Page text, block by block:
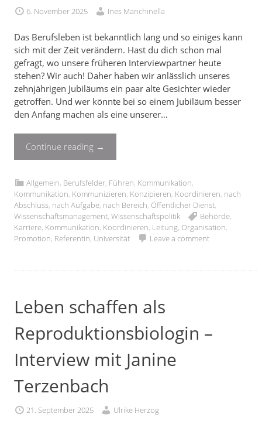
6. November 2025 Ines Manchinella
Das Berufsleben ist bekanntlich lang und so einiges kann
sich mit der Zeit verändern. Hast du dich schon mal
gefragt, wo unsere früheren Interviewpartner heute
stehen? Wir auch! Daher haben wir anlässlich unseres
zehnjährigen Jubiläums ein paar alte Gesichter wieder
getroffen. Und wer könnte bei so einem Jubiläum besser
den Anfang machen als eine unserer…
Continue reading →
Allgemein, Berufsfelder, Führen, Kommunikation,
Kommunikation, Kommunizieren, Konzipieren, Koordinieren, nach
Abschluss, nach Aufgabe, nach Bereich, Öffentlicher Dienst,
Wissenschaftsmanagement,Wissenschaftspolitik Behörde,
Karriere, Kommunikation, Koordinieren, Leitung, Organisation,
Promotion, Referentin, Universität Leave a comment
Leben schaffen als
Reproduktionsbiologin –
Interview mit Janine
Terzenbach
21. September 2025 Ulrike Herzog